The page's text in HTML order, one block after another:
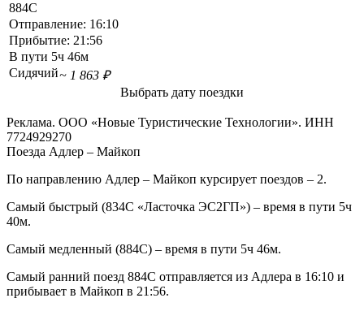
884С
Отправление: 16:10
Прибытие: 21:56
В пути 5ч 46м
Сидячий~ 1 863 ₽
Выбрать дату поездки
Реклама. ООО «Новые Туристические Технологии». ИНН
7724929270
Поезда Адлер – Майкоп
По направлению Адлер – Майкоп курсирует поездов – 2.
Самый быстрый (834С «Ласточка ЭС2ГП») – время в пути 5ч
40м.
Самый медленный (884С) – время в пути 5ч 46м.
Самый ранний поезд 884С отправляется из Адлера в 16:10 и
прибывает в Майкоп в 21:56.